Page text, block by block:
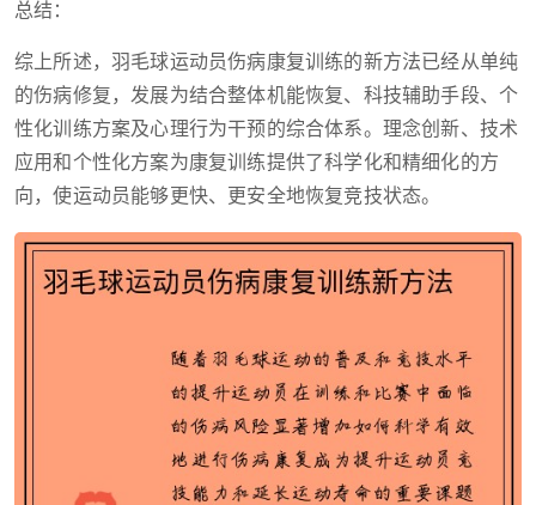
总结：
综上所述，羽毛球运动员伤病康复训练的新方法已经从单纯
的伤病修复，发展为结合整体机能恢复、科技辅助手段、个
性化训练方案及心理行为干预的综合体系。理念创新、技术
应用和个性化方案为康复训练提供了科学化和精细化的方
向，使运动员能够更快、更安全地恢复竞技状态。